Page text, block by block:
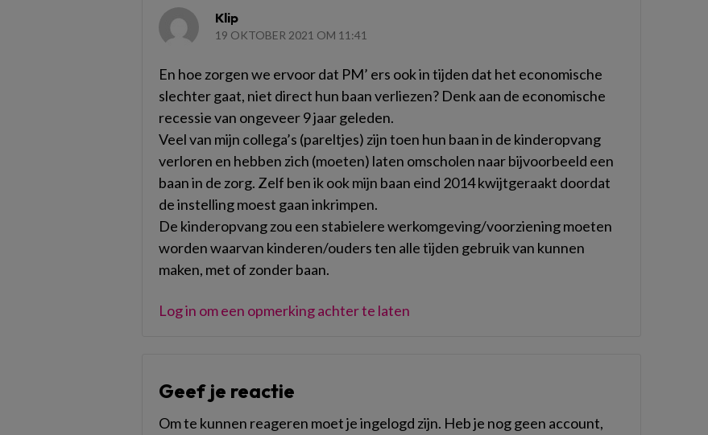
Klip
19 OKTOBER 2021 OM 11:41
En hoe zorgen we ervoor dat PM’ ers ook in tijden dat het economische
slechter gaat, niet direct hun baan verliezen? Denk aan de economische
recessie van ongeveer 9 jaar geleden.
Veel van mijn collega’s (pareltjes) zijn toen hun baan in de kinderopvang
verloren en hebben zich (moeten) laten omscholen naar bijvoorbeeld een
baan in de zorg. Zelf ben ik ook mijn baan eind 2014 kwijtgeraakt doordat
de instelling moest gaan inkrimpen.
De kinderopvang zou een stabielere werkomgeving/voorziening moeten
worden waarvan kinderen/ouders ten alle tijden gebruik van kunnen
maken, met of zonder baan.
Log in om een opmerking achter te laten
Geef je reactie
Om te kunnen reageren moet je ingelogd zijn. Heb je nog geen account,